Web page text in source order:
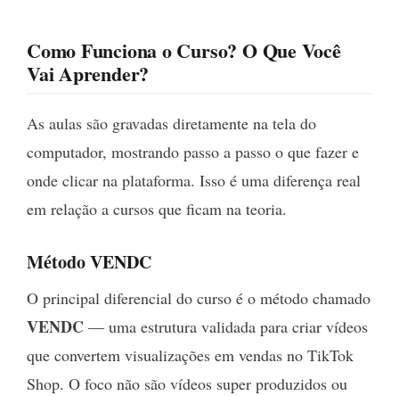
Como Funciona o Curso? O Que Você
Vai Aprender?
As aulas são gravadas diretamente na tela do
computador, mostrando passo a passo o que fazer e
onde clicar na plataforma. Isso é uma diferença real
em relação a cursos que ficam na teoria.
Método VENDC
O principal diferencial do curso é o método chamado
VENDC — uma estrutura validada para criar vídeos
que convertem visualizações em vendas no TikTok
Shop. O foco não são vídeos super produzidos ou